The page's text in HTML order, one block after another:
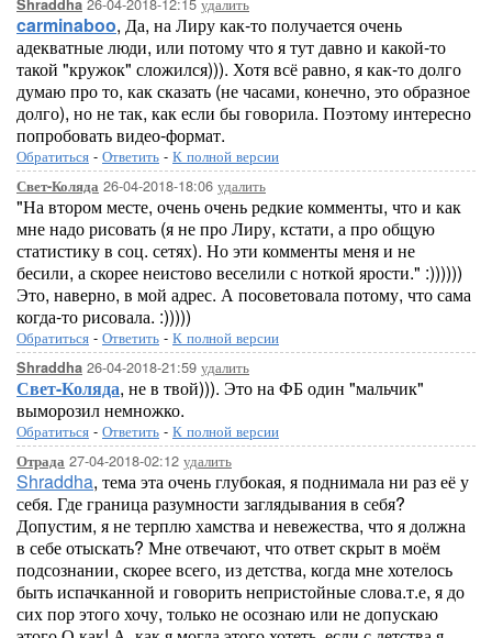
Shraddha
carminaboo, Да, на Лиру как-то получается очень
адекватные люди, или потому что я тут давно и какой-то
такой "кружок" сложился))). Хотя всё равно, я как-то долго
думаю про то, как сказать (не часами, конечно, это образное
долго), но не так, как если бы говорила. Поэтому интересно
попробовать видео-формат.
Обратиться - Ответить - К полной версии
Свет-Коляда 26-04-2018-18:06 удалить
"На втором месте, очень очень редкие комменты, что и как
мне надо рисовать (я не про Лиру, кстати, а про общую
статистику в соц. сетях). Но эти комменты меня и не
бесили, а скорее неистово веселили с ноткой ярости." :))))))
Это, наверно, в мой адрес. А посоветовала потому, что сама
когда-то рисовала. :)))))
Обратиться - Ответить - К полной версии
Shraddha 26-04-2018-21:59 удалить
Свет-Коляда, не в твой))). Это на ФБ один "мальчик"
выморозил немножко.
Обратиться - Ответить - К полной версии
Отрада 27-04-2018-02:12 удалить
Shraddha, тема эта очень глубокая, я поднимала ни раз её у
себя. Где граница разумности заглядывания в себя?
Допустим, я не терплю хамства и невежества, что я должна
в себе отыскать? Мне отвечают, что ответ скрыт в моём
подсознании, скорее всего, из детства, когда мне хотелось
быть испачканной и говорить непристойные слова.т.е, я до
сих пор этого хочу, только не осознаю или не допускаю